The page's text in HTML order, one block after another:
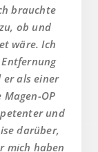
brauchte
ob und
wäre. Ich
er als einer
OP
und
darüber,
mich haben